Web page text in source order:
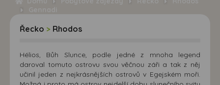
Řecko > Rhodos
Hélios, Bůh Slunce, podle jedné z mnoha legend
daroval tomuto ostrovu svou věčnou záři a tak z něj
učinil jeden z nejkrásnějších ostrovů v Egejském moři.